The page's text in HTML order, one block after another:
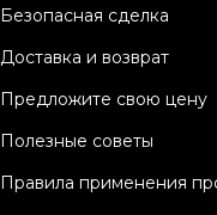
Безопасная сделка
Доставка и возврат
Предложите свою цену
Полезные советы
Правила применения